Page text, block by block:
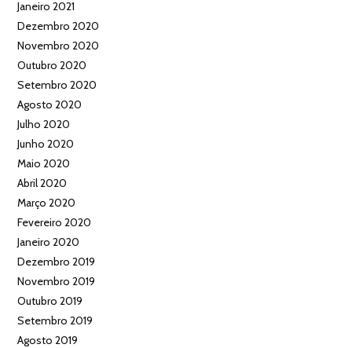
Janeiro 2021
Dezembro 2020
Novembro 2020
Outubro 2020
Setembro 2020
Agosto 2020
Julho 2020
Junho 2020
Maio 2020
Abril 2020
Março 2020
Fevereiro 2020
Janeiro 2020
Dezembro 2019
Novembro 2019
Outubro 2019
Setembro 2019
Agosto 2019